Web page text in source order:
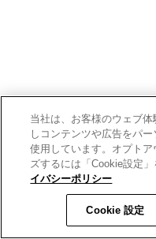
当社は、お客様のウェブ
しコンテンツや広告をパ
使用しています。オプト
ズするには「Cookie設定
イバシーポリシー
Cookie 設定